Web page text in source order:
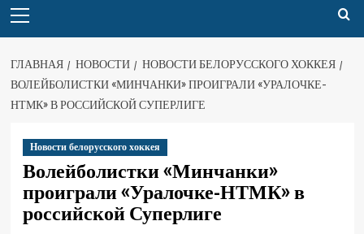
ГЛАВНАЯ НОВОСТИ
НОВОСТИ БЕЛОРУССКОГО ХОККЕЯ
ВОЛЕЙБОЛИСТКИ «МИНЧАНКИ» ПРОИГРАЛИ «УРАЛОЧКЕ-
НТМК» В РОССИЙСКОЙ СУПЕРЛИГЕ
Новости белорусского хоккея
Волейболистки «Минчанки»
проиграли «Уралочке-НТМК» в
российской Суперлиге